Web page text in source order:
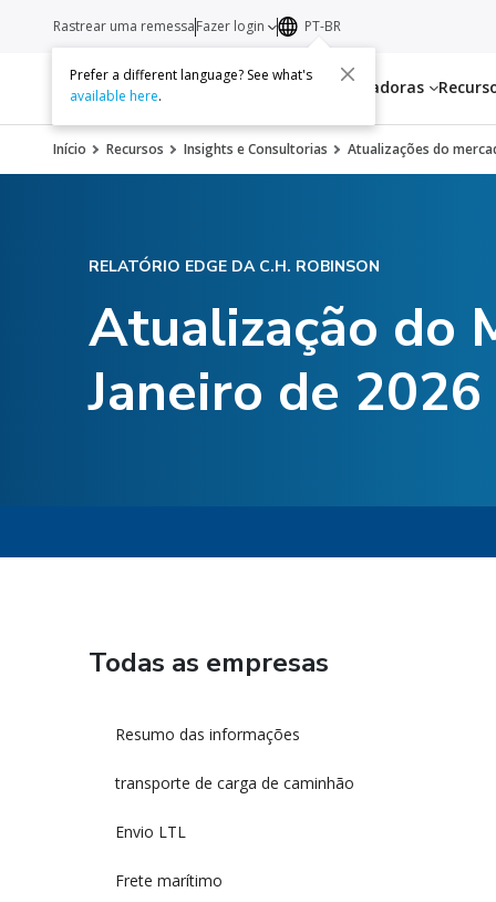
Serviços Transportadoras
Rastrear uma remessaFazer login PT-BR
Prefer a different language? See what's
available here.
Início Recursos Insights e Consultorias Atualizações do
RELATÓRIO EDGE DA C.H. ROBINSON
Atualização do
Janeiro de 2026
Todas as empresas
Resumo das informações
transporte de carga de caminhão
Envio LTL
Frete marítimo